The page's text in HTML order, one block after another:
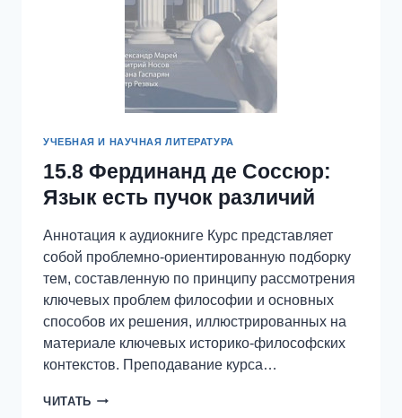
УЧЕБНАЯ И НАУЧНАЯ ЛИТЕРАТУРА
15.8 Фердинанд де Соссюр:
Язык есть пучок различий
Аннотация к аудиокниге Курс представляет
собой проблемно-ориентированную подборку
тем, составленную по принципу рассмотрения
ключевых проблем философии и основных
способов их решения, иллюстрированных на
материале ключевых историко-философских
контекстов. Преподавание курса…
ЧИТАТЬ 15.8